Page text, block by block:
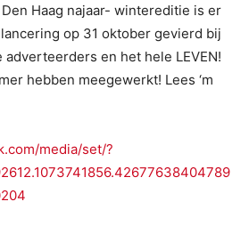
Den Haag najaar- wintereditie is er
op 31 oktober gevierd bij
adverteerders en het hele LEVEN!
hebben meegewerkt! Lees ‘m
media/set/?